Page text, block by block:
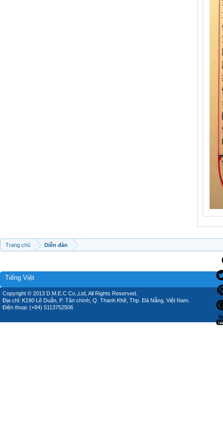
Trang chủ Diễn đàn
Tiếng Việt
Copyright © 2013 D.M.E.C Co.,Ltd, All Rights Reserved.
Địa chỉ: K190 Lê Duẩn, P. Tân chính, Q. Thanh Khê, Thp. Đà Nẵng, Việt Nam.
Điện thoại: (+84) 5113752506